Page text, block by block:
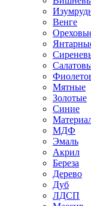
Венге
Мятные
Золотые
Синие
МДФ
Эмаль
Акрил
Береза
Дерево
Дуб
ЛДСП